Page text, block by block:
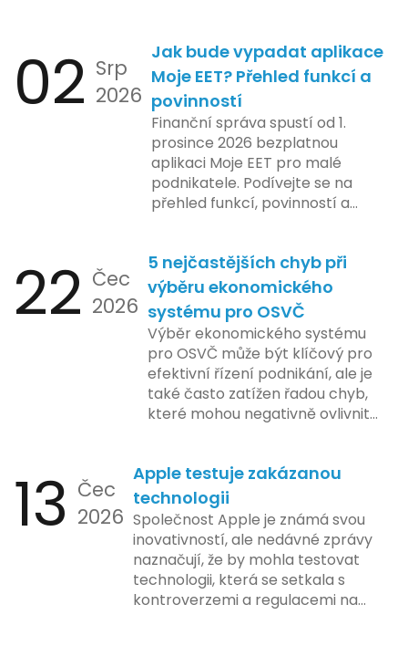
02 Srp
2026
Jak bude vypadat aplikace
Moje EET? Přehled funkcí a
povinností
Finanční správa spustí od 1.
prosince 2026 bezplatnou
aplikaci Moje EET pro malé
podnikatele. Podívejte se na
přehled funkcí, povinností a
22 Čec
2026
5 nejčastějších chyb při
výběru ekonomického
systému pro OSVČ
Výběr ekonomického systému
pro OSVČ může být klíčový pro
efektivní řízení podnikání, ale je
také často zatížen řadou chyb,
které mohou negativně ovlivnit
by se podnikatelé měli vyvarovat.
13 Čec
2026
Apple testuje zakázanou
technologii
Společnost Apple je známá svou
inovativností, ale nedávné zprávy
naznačují, že by mohla testovat
technologii, která se setkala s
kontroverzemi a regulacemi na